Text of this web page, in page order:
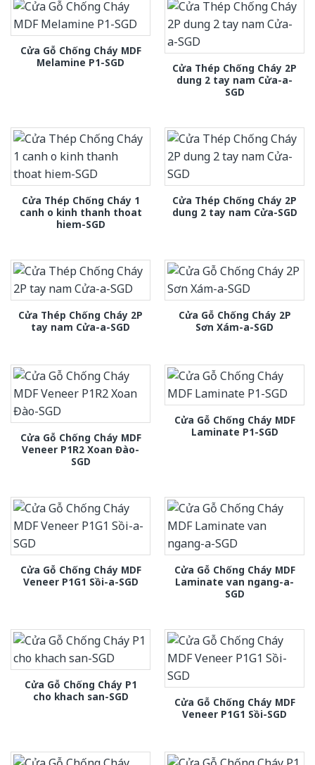
Cửa Gỗ Chống Cháy MDF
Melamine P1-SGD
Cửa Thép Chống Cháy 2P
dung 2 tay nam Cửa-a-
SGD
Cửa Thép Chống Cháy 1
canh o kinh thanh thoat
hiem-SGD
Cửa Thép Chống Cháy 2P
dung 2 tay nam Cửa-SGD
Cửa Thép Chống Cháy 2P
tay nam Cửa-a-SGD
Cửa Gỗ Chống Cháy 2P
Sơn Xám-a-SGD
Cửa Gỗ Chống Cháy MDF
Veneer P1R2 Xoan Đào-
SGD
Cửa Gỗ Chống Cháy MDF
Laminate P1-SGD
Cửa Gỗ Chống Cháy MDF
Veneer P1G1 Sồi-a-SGD
Cửa Gỗ Chống Cháy MDF
Laminate van ngang-a-
SGD
Cửa Gỗ Chống Cháy P1
cho khach san-SGD
Cửa Gỗ Chống Cháy MDF
Veneer P1G1 Sồi-SGD